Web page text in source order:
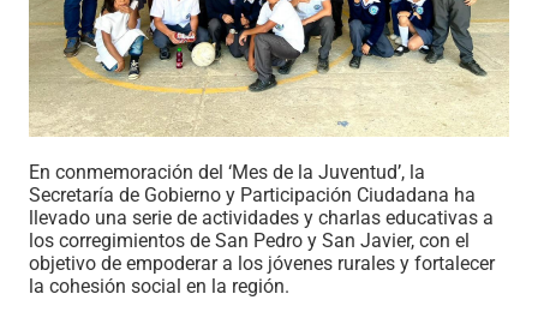
En conmemoración del ‘Mes de la Juventud’, la
Secretaría de Gobierno y Participación Ciudadana ha
llevado una serie de actividades y charlas educativas a
los corregimientos de San Pedro y San Javier, con el
objetivo de empoderar a los jóvenes rurales y fortalecer
la cohesión social en la región.